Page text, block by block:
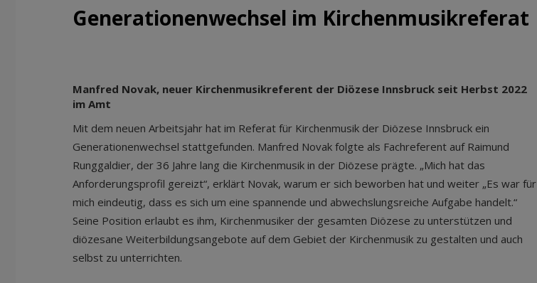
Generationenwechsel im Kirchenmusikreferat
Manfred Novak, neuer Kirchenmusikreferent der Diözese Innsbruck seit Herbst 2022
im Amt
Mit dem neuen Arbeitsjahr hat im Referat für Kirchenmusik der Diözese Innsbruck ein
Generationenwechsel stattgefunden. Manfred Novak folgte als Fachreferent auf Raimund
Runggaldier, der 36 Jahre lang die Kirchenmusik in der Diözese prägte. „Mich hat das
Anforderungsprofil gereizt“, erklärt Novak, warum er sich beworben hat und weiter „Es war für
mich eindeutig, dass es sich um eine spannende und abwechslungsreiche Aufgabe handelt.“
Seine Position erlaubt es ihm, Kirchenmusiker der gesamten Diözese zu unterstützen und
diözesane Weiterbildungsangebote auf dem Gebiet der Kirchenmusik zu gestalten und auch
selbst zu unterrichten.